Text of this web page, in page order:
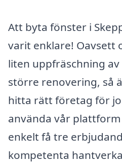
Att byta fönster i
varit enklare! Oavsett
liten uppfräschning
större renovering, så
hitta rätt företag för
använda vår
enkelt få tre
kompetenta